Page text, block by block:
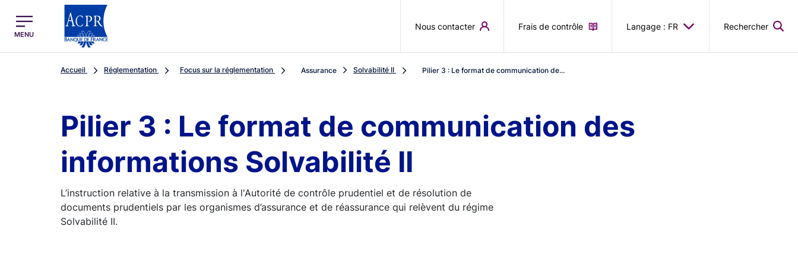
ACPR Menu Principal (French)
MENU
Nous contacter Frais de contrôle Langage : FR Rechercher
Accueil Réglementation Focus sur la réglementation Assurance Solvabilité II Pilier 3 : Le format de communication de...
Pilier 3 : Le format de communication des
informations Solvabilité II
L’instruction relative à la transmission à l'Autorité de contrôle prudentiel et de résolution de
documents prudentiels par les organismes d’assurance et de réassurance qui relèvent du régime
Solvabilité II.